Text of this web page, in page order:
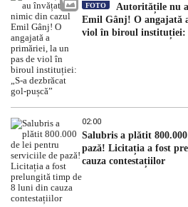
FOTO
Autoritățile nu
Emil Gânj! O angajată
viol în biroul instituției:
02:00
Salubris a plătit
pază! Licitația a fost
cauza contestațiilor